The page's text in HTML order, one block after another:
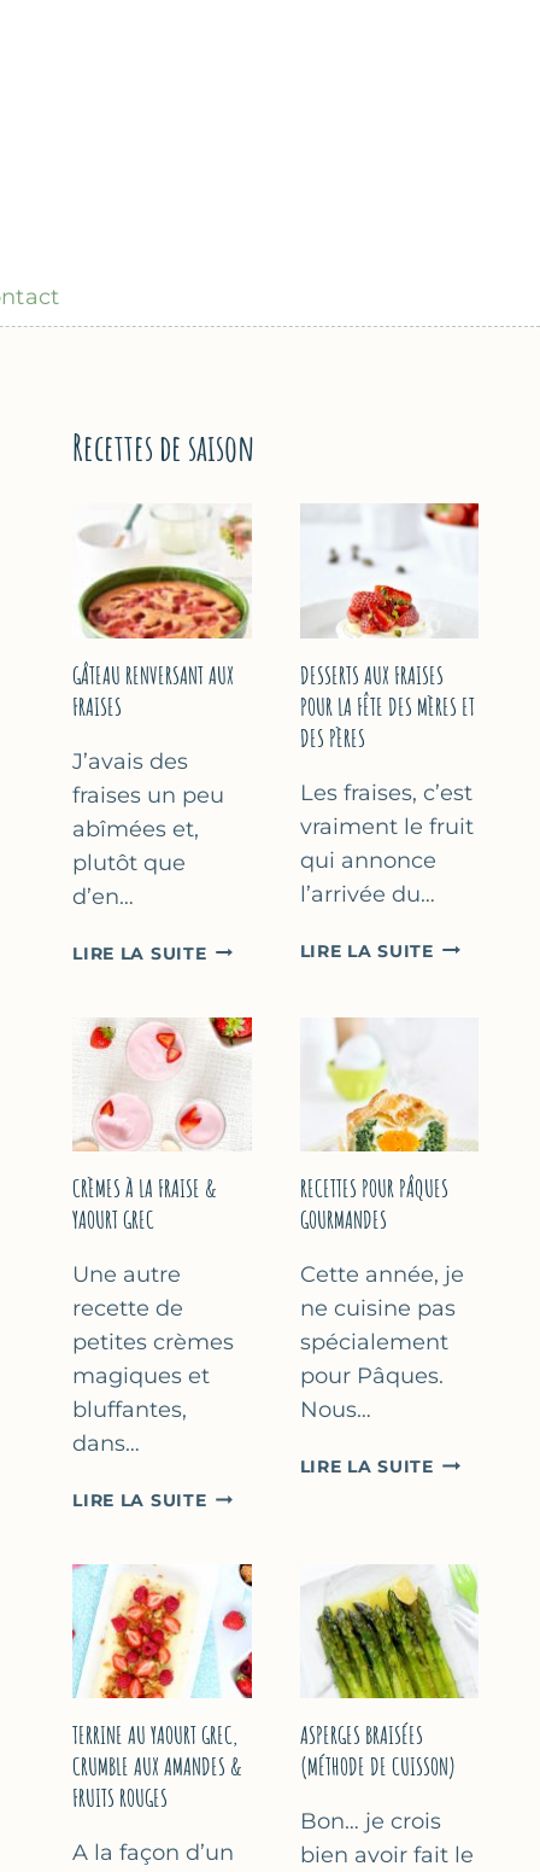
Recettes de saison
GÂTEAU RENVERSANT AUX
FRAISES
J’avais des
fraises un peu
abîmées et,
plutôt que
d’en…
LIRE LA SUITEGÂTEAU
FRAISES
DESSERTS AUX FRAISES
POUR LA FÊTE DES MÈRES ET
DES PÈRES
Les fraises, c’est
vraiment le fruit
qui annonce
l’arrivée du…
LIRE LA SUITEDESSERTS
DES
MÈRES
DES
CRÈMES À LA FRAISE &
YAOURT GREC
Une autre
recette de
petites crèmes
magiques et
bluffantes,
dans…
LIRE LA SUITECRÈMES
FRAISE
YAOURT
GREC
RECETTES POUR PÂQUES
GOURMANDES
Cette année, je
ne cuisine pas
spécialement
pour Pâques.
Nous…
LIRE LA SUITERECETTES
TERRINE AU YAOURT GREC,
CRUMBLE AUX AMANDES &
FRUITS ROUGES
A la façon d’un
ASPERGES BRAISÉES
(MÉTHODE DE CUISSON)
Bon… je crois
bien avoir fait le